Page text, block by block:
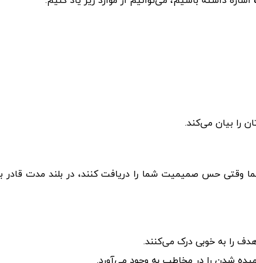
را بیان می‌کند.
وقتی حس صمیمیت شما را دریافت کنند، در بلند مدت قادر
را به خوبی درک می‌کنند.